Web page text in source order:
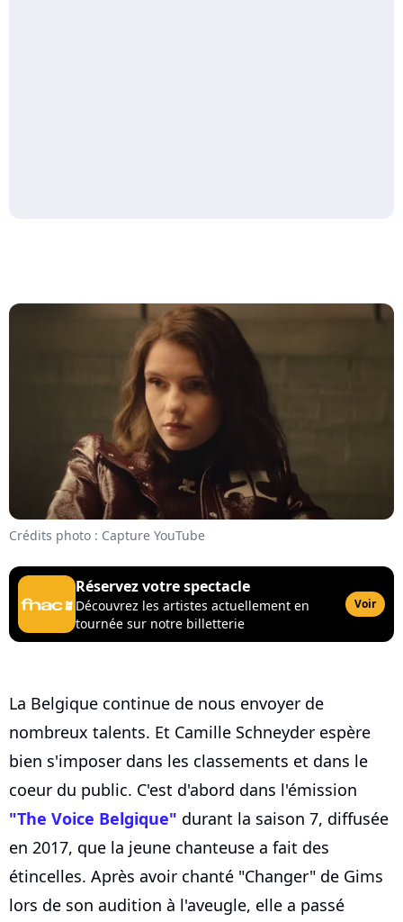
Crédits photo : Capture YouTube
Réservez votre spectacle
Découvrez les artistes actuellement en
tournée sur notre billetterie
Voir
La Belgique continue de nous envoyer de
nombreux talents. Et Camille Schneyder espère
bien s'imposer dans les classements et dans le
coeur du public. C'est d'abord dans l'émission
"The Voice Belgique" durant la saison 7, diffusée
en 2017, que la jeune chanteuse a fait des
étincelles. Après avoir chanté "Changer" de Gims
lors de son audition à l'aveugle, elle a passé